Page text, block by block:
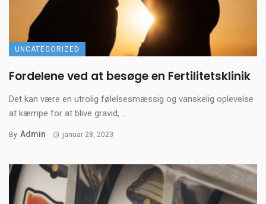
UNCATEGORIZED
Fordelene ved at besøge en Fertilitetsklinik
Det kan være en utrolig følelsesmæssig og vanskelig oplevelse
at kæmpe for at blive gravid, ...
By Admin januar 28, 2023